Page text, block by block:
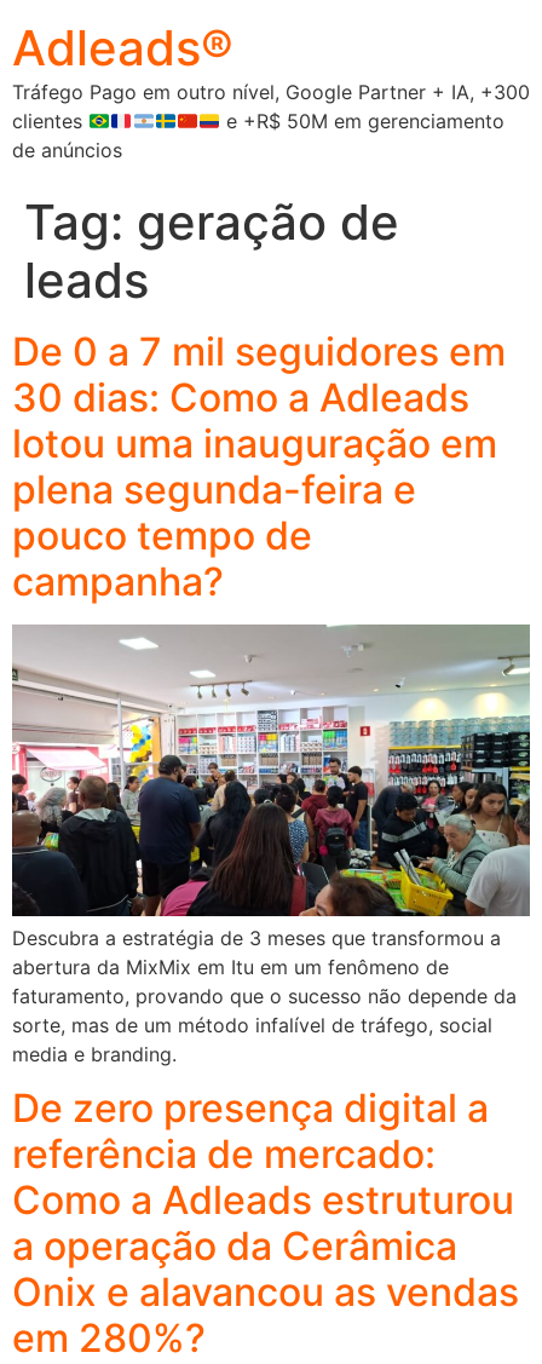
Adleads®
Tráfego Pago em outro nível, Google Partner + IA, +300
clientes
e +R$ 50M em gerenciamento
de anúncios
Tag: geração de
leads
De 0 a 7 mil seguidores em
30 dias: Como a Adleads
lotou uma inauguração em
plena segunda-feira e
pouco tempo de
campanha?
Descubra a estratégia de 3 meses que transformou a
abertura da MixMix em Itu em um fenômeno de
faturamento, provando que o sucesso não depende da
sorte, mas de um método infalível de tráfego, social
media e branding.
De zero presença digital a
referência de mercado:
Como a Adleads estruturou
a operação da Cerâmica
Onix e alavancou as vendas
em 280%?